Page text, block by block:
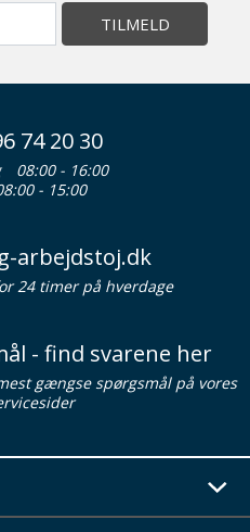
TILMELD
74 20 30
08:00 - 16:00
- 15:00
arbejdstoj.dk
24 timer på hverdage
- find svarene her
gængse spørgsmål på vores